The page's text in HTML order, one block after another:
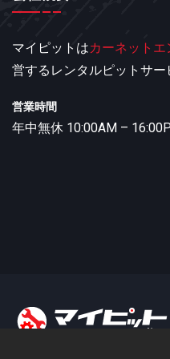
マイピットはカーネット
営するレンタルピットサー
営業時間
年中無休 10:00AM –